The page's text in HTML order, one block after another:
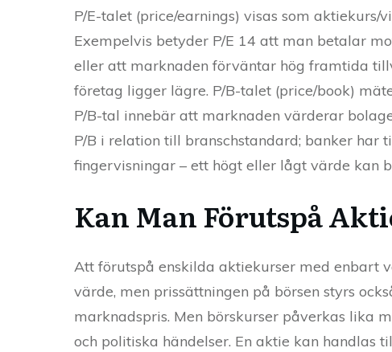
P/E-talet (price/earnings) visas som
Exempelvis betyder P/E 14 att man betalar
eller att marknaden förväntar hög framtida
företag ligger lägre. P/B-talet (price/book)
P/B-tal innebär att marknaden värderar
P/B i relation till branschstandard; banker har
fingervisningar – ett högt eller lågt värde kan
Kan Man Förutspå
Att förutspå enskilda aktiekurser med enbart
värde, men prissättningen på börsen styrs
marknadspris. Men börskurser påverkas lika
och politiska händelser. En aktie kan handlas